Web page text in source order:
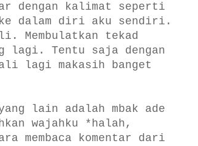
dengan kalimat seperti
dalam diri aku sendiri.
Membulatkan tekad
lagi. Tentu saja dengan
lagi makasih banget
lain adalah mbak ade
wajahku *halah,
membaca komentar dari